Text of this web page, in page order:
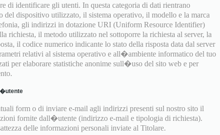
di identificare gli utenti. In questa categoria di dati rientrano
dispositivo utilizzato, il sistema operativo, il modello e la marca
gli indirizzi in dotazione URI (Uniform Resource Identifier)
richiesta, il metodo utilizzato nel sottoporre la richiesta al server, la
il codice numerico indicante lo stato della risposta data dal server
relativi al sistema operativo e all�ambiente informatico del tuo
per elaborare statistiche anonime sull�uso del sito web e per
form o di inviare e-mail agli indirizzi presenti sul nostro sito il
fornite dall�utente (indirizzo e-mail e tipologia di richiesta).
delle informazioni personali inviate al Titolare.